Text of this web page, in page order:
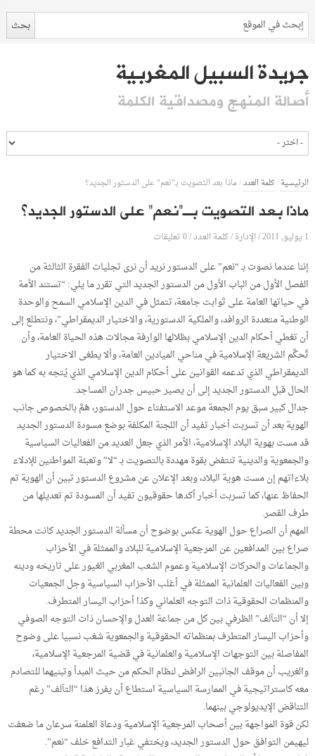
جريدة السبيل المغربية
أصالة المنهج ومصداقية الكلمة
الرئيسية/كلمة العدد/ماذا بعد التصويت بـ”نعم” على الدستور الجديد؟
ماذا بعد التصويت بـ”نعم” على الدستور الجديد؟
1 يوليو, 2011 /الإدارة/كلمة العدد/0 تعليقات
إننا عندما نصوت بـ “نعم” على الدستور نريد أن نرى تجليات الفقرة الثالثة من
الفصل الأول من الباب الأول من الدستور الجديد التي تقرر ما يلي: “تستند الأمة
في حياتها العامة على ثوابت جامعة، تتمثل في الدين الإسلامي السمح والوحدة
الوطنية متعددة الروافد، والملكية الدستورية، والاختيار الديمقراطي”، ونتطلع إلى
أن تغطي أحكام الدين الإسلامي بظلالها الوارفة مجالات هذه الحياة العامة، وأن
تُحكَّم الشريعة الإسلامية في مناحي الميادين العامة، وألا يطغى الاختيار
الديمقراطي الذي تدعمه القوانين على أحكام الدين الإسلامي الذي يُتجه به كما هو
الحال قبل الدستور الجديد إلى أن يصير حبيس جدران المساجد.
جدال كبير سبق يوم الجمعة موعد الاستفتاء حول الدستور، هَمَّ بالخصوص جانب
الهوية بعد أن تسربت أخبار تفيد أن اللجنة المكلفة بوضع مسودة الدستور الجديد
قد مست بهوية البلاد الإسلامية، الأمر الذي جعل العديد من الفعاليات السياسية
والجمعوية والدينية تنتفض بقوة مهددة بالتصويت بـ “لا” وتعبئة المواطنين للإدلاء
بلاءاتهم إن مست هوية البلاد، وبعد الإعلان عن مشروع الدستور تبين أن الهوية تم
الحفاظ عنها، كما تسربت أخبار أكدها حقوقيون تفيد أن المسودة تم تعديلها من
طرف القصر.
المهم أن الصراع حول الهوية عكس بوضوح أن مسألة الدستور الجديد كانت محطة
صراع بين المدافعين عن المرجعية الإسلامية للبلاد والممثلة في الأحزاب
والجماعات والحركات الإسلامية وعموم الشعب المغربي الغيور على تاريخه ودينه
وبين الفعاليات العلمانية الممثلة في أغلب الأحزاب السياسية وجل الجمعيات
والمنظمات الحقوقية ذات التوجه العلماني وكذا أحزاب اليسار المتطرف.
إلا أن “التآلف” الظرفي بين كل من جماعة العدل والإحسان ذات التوجه الصوفي
وأحزاب اليسار المتطرف بمنظماته الحقوقية والجمعوية شغب نسبيا على وضوح
المفاصلة بين التوجهات الإسلامية والعلمانية في قضية المرجعية الإسلامية،
والغريب أن موقف الجانبين الرافض لنظام الحكم من حيث المبدأ وتبنيهما للتصادم
معه كاستراتيجية في الممارسة السياسية استطاع أن يفرز هذا “التآلف” رغم
التناقض الإيديولوجي بينهما.
لكن قوة المواجهة بين أصحاب المرجعية الإسلامية ودعاة العلمنة سرعان ما ضعفت
ليهيمن التوافق حول الدستور الجديد، ويختفي غبار التدافع خلف “نعم”.